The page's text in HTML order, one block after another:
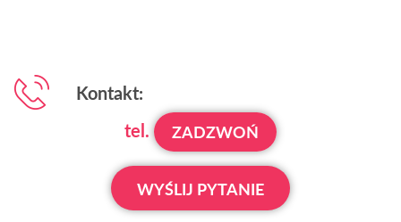
Kontakt:
tel.
ZADZWOŃ
WYŚLIJ PYTANIE